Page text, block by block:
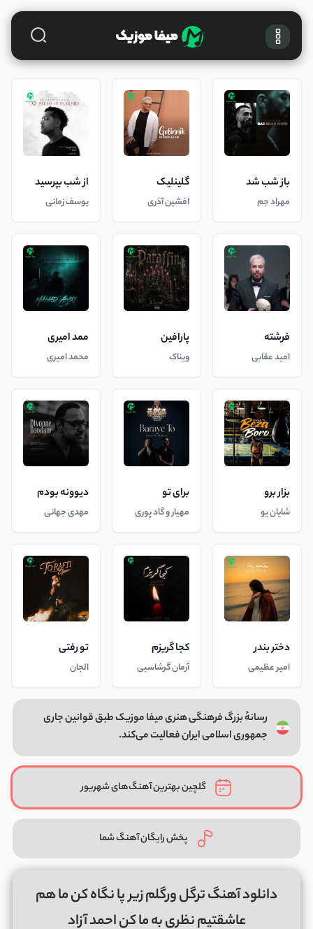
باز شب شد
مهراد جم
گلینلیک
افشین آذری
از شب بپرسید
یوسف زمانی
فرشته
امید عقابی
پارافین
ویناک
ممد امیری
محمد امیری
بزار برو
شایان یو
برای تو
مهیار و گاد پوری
دیوونه بودم
مهدی جهانی
دختر بندر
امیر عظیمی
کجا گریزم
آرمان گرشاسبی
تو رفتی
الجان
رسانهٔ بزرگ فرهنگی هنری میفا موزیک طبق قوانین جاری
جمهوری اسلامی ایران فعالیت می‌کند.
گلچین بهترین آهنگ‌های شهریور
پخش رایگان آهنگ شما
دانلود آهنگ ترگل ورگلم زیر پا نگاه کن ما هم
عاشقتیم نظری به ما کن احمد آزاد